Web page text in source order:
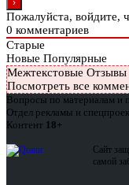
Пожалуйста, войдите,
0 комментариев
Старые
Новые Популярные
Межтекстовые Отзывы
Посмотреть все
Вопросы по материалам и
Отдел рекламы и
Контент 18+
Сайт
самой